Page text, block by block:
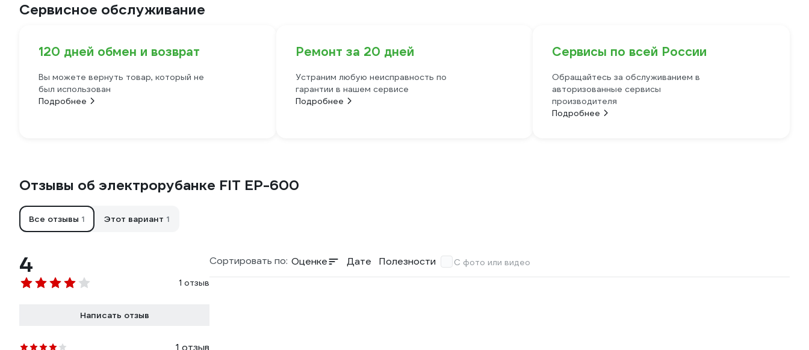
Сервисное обслуживание
120 дней обмен и возврат
Вы можете вернуть товар, который не
был использован
Подробнее
Ремонт за 20 дней
Устраним любую неисправность по
гарантии в нашем сервисе
Подробнее
Сервисы по всей России
Обращайтесь за обслуживанием в
авторизованные сервисы
производителя
Подробнее
Отзывы об электрорубанке FIT EP-600
Все отзывы 1 Этот вариант 1
4
1 отзыв
Написать отзыв
1 отзыв
Сортировать по: Оценке Дате Полезности С фото или видео